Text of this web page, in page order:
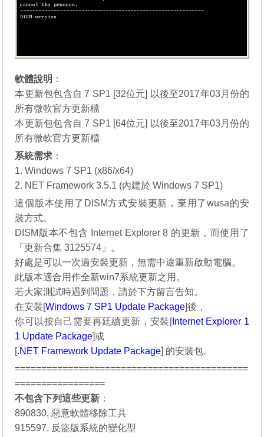
軟體說明 ：
本更新包包含自 7 SP1 [32位元] 以後至2017年03月份的
所有微軟官方更新檔
本更新包包含自 7 SP1 [64位元] 以後至2017年03月份的
所有微軟官方更新檔
系統需求 ：
1. Windows 7 SP1 (x86/x64)
2. NET Framework 3.5.1 (內建於 Windows 7 SP1)
這個版本使用了DISM方式安裝更新，棄用了wusa的安
裝方式。
DISM版本不包含 Internet Explorer 8 的更新，而使用了
「更新合集 3125574」。
好處是可以一次過安裝更新，無需中途重新啟動電腦。
此版本適合用作全新win7系統更新之用。
若大家測試時遇到問題，請於下方留言告知。
在安裝[Windows 7 SP1 Update Package ]後，
你可以按自己需要再廷續更新，安裝[
Internet Explorer 1
1 Update Package ]或
.NET Framework Update Package ] 的安裝包。
============================================
=================
不包含下列這些更新 ：
890830, 惡意軟體移除工具
915597, 反盜版系統的變化型